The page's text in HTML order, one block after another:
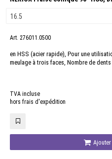
Art. 276011.0500
en HSS (acier rapide), Pour une
meulage à trois faces, Nombre de
TVA incluse
hors frais d'expédition